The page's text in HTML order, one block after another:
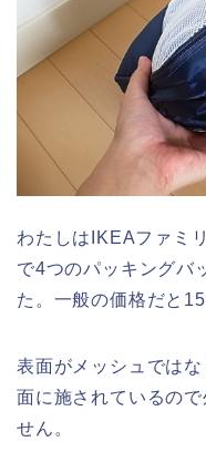
わたしはIKEAファミ
で4つのパッキングバ
た。一般の価格だと
表面がメッシュでは
面に施されているの
せん。